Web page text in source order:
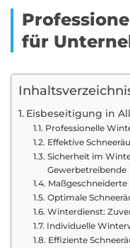
für
Eisbeseitigung in
Professionelle
Effektive
Sicherheit im
Gewerbetreibende
Optimale
Winterdienst:
Individuelle
Effiziente